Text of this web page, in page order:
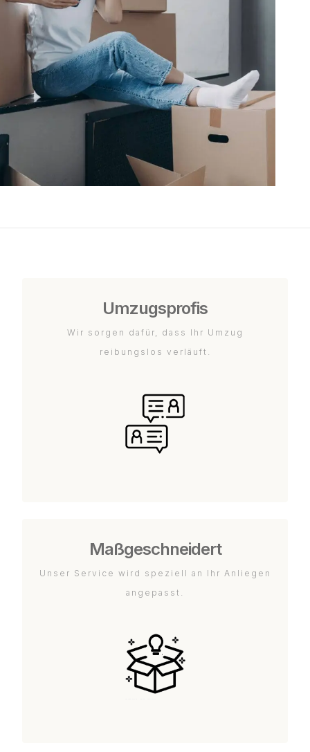
Umzugsprofis
Wir sorgen dafür, dass Ihr Umzug
reibungslos verläuft.
Maßgeschneidert
Unser Service wird speziell an Ihr Anliegen
angepasst.